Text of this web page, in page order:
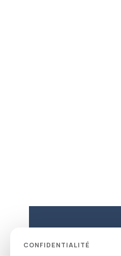
CONFIDENTIALITÉ